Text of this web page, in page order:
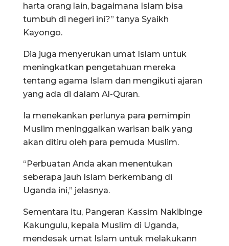
harta orang lain, bagaimana Islam bisa
tumbuh di negeri ini?” tanya Syaikh
Kayongo.
Dia juga menyerukan umat Islam untuk
meningkatkan pengetahuan mereka
tentang agama Islam dan mengikuti ajaran
yang ada di dalam Al-Quran.
Ia menekankan perlunya para pemimpin
Muslim meninggalkan warisan baik yang
akan ditiru oleh para pemuda Muslim.
“Perbuatan Anda akan menentukan
seberapa jauh Islam berkembang di
Uganda ini,” jelasnya.
Sementara itu, Pangeran Kassim Nakibinge
Kakungulu, kepala Muslim di Uganda,
mendesak umat Islam untuk melakukann